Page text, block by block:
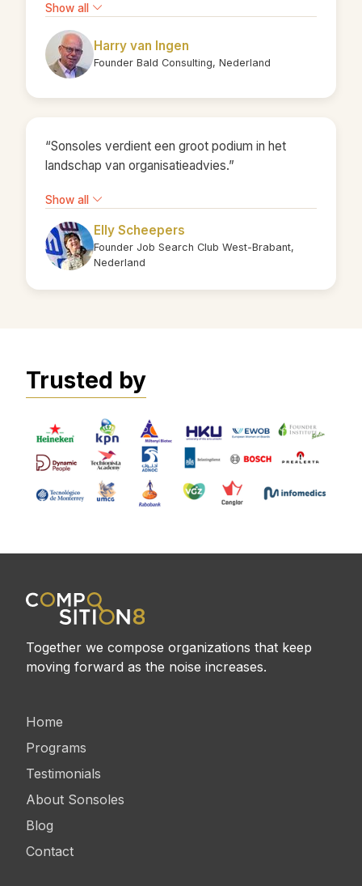
Show all
Harry van Ingen
Founder Bald Consulting, Nederland
“Sonsoles verdient een groot podium in het
landschap van organisatieadvies.”
Show all
Elly Scheepers
Founder Job Search Club West-Brabant,
Nederland
Trusted by
Together we compose organizations that keep
moving forward as the noise increases.
Home
Programs
Testimonials
About Sonsoles
Blog
Contact